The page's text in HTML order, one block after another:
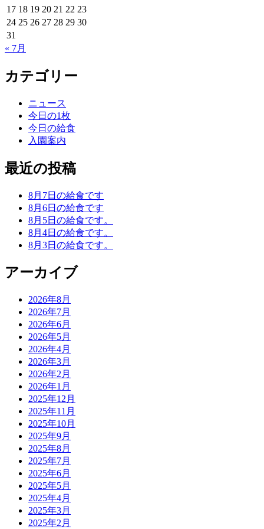
17 18 19 20 21 22 23
24 25 26 27 28 29 30
31
« 7月
カテゴリー
ニュース
今日の1枚
今日の給食
入園案内
最近の投稿
8月7日の給食です
8月6日の給食です
8月5日の給食です。
8月4日の給食です。
8月3日の給食です。
アーカイブ
2026年8月
2026年7月
2026年6月
2026年5月
2026年4月
2026年3月
2026年2月
2026年1月
2025年12月
2025年11月
2025年10月
2025年9月
2025年8月
2025年7月
2025年6月
2025年5月
2025年4月
2025年3月
2025年2月